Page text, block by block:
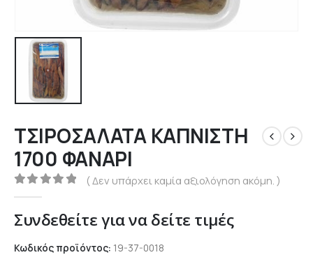
ΤΣΙΡΟΣΑΛΑΤΑ ΚΑΠΝΙΣΤΗ
1700 ΦΑΝΑΡΙ
0out of 5
( Δεν υπάρχει καμία αξιολόγηση ακόμη. )
Συνδεθείτε για να δείτε τιμές
Κωδικός προϊόντος: 19-37-0018